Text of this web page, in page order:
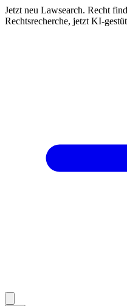
Jetzt neu Lawsearch. Recht
Rechtsrecherche, jetzt KI-